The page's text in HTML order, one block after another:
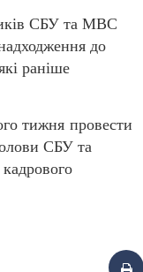
СБУ та МВС
до
раніше
тижня провести
СБУ та